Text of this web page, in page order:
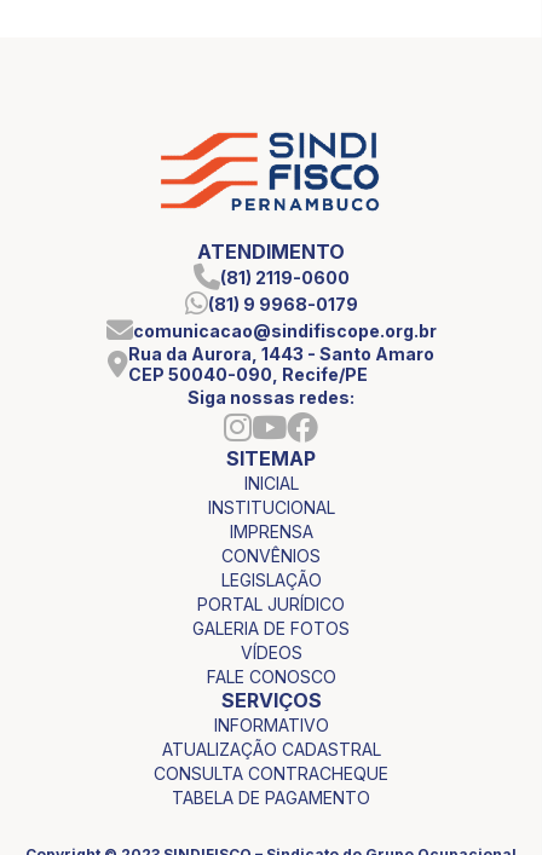
ATENDIMENTO
(81) 2119-0600
(81) 9 9968-0179
comunicacao@sindifiscope.org.br
Rua da Aurora, 1443 - Santo Amaro
CEP 50040-090, Recife/PE
Siga nossas redes:
SITEMAP
INICIAL
INSTITUCIONAL
IMPRENSA
CONVÊNIOS
LEGISLAÇÃO
PORTAL JURÍDICO
GALERIA DE FOTOS
VÍDEOS
FALE CONOSCO
SERVIÇOS
INFORMATIVO
ATUALIZAÇÃO CADASTRAL
CONSULTA CONTRACHEQUE
TABELA DE PAGAMENTO